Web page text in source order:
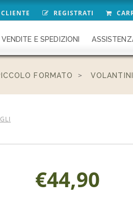
REGISTRATI
VENDITE E SPEDIZIONI
FORMATO
€44,90